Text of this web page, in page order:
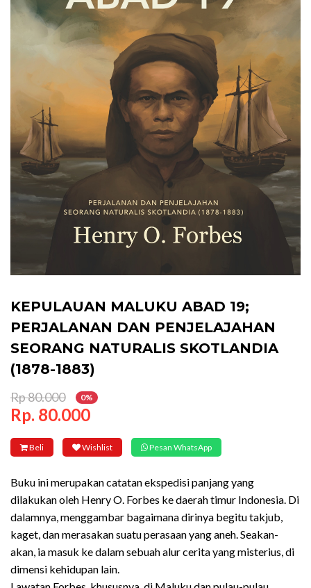
KEPULAUAN MALUKU ABAD 19;
PERJALANAN DAN PENJELAJAHAN
SEORANG NATURALIS SKOTLANDIA
(1878-1883)
Rp 80.000 0%
Rp. 80.000
Beli Wishlist Pesan WhatsApp
Buku ini merupakan catatan ekspedisi panjang yang
dilakukan oleh Henry O. Forbes ke daerah timur Indonesia. Di
dalamnya, menggambar bagaimana dirinya begitu takjub,
kaget, dan merasakan suatu perasaan yang aneh. Seakan-
akan, ia masuk ke dalam sebuah alur cerita yang misterius, di
dimensi kehidupan lain.